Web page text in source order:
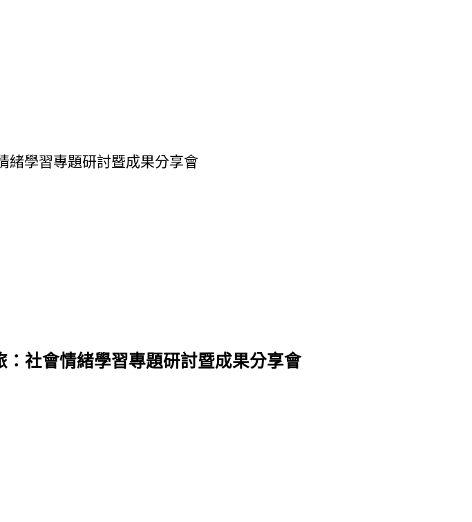
緒學習專題研討暨成果分享會
：社會情緒學習專題研討暨成果分享會